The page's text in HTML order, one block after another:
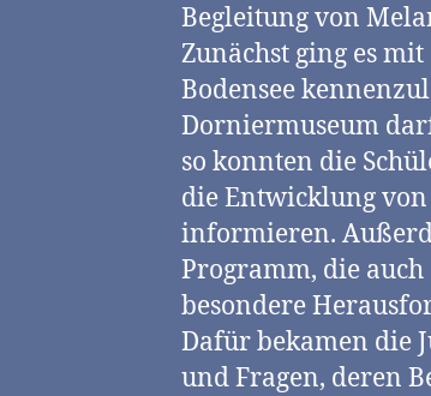
Begleitung von
Zunächst ging es
Bodensee
Dorniermuseum
so konnten die
die Entwicklung
informieren.
Programm, die
besondere
Dafür bekamen die
und Fragen, deren